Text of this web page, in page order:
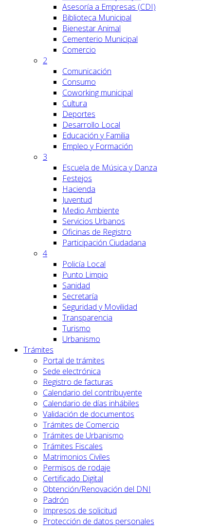
Asesoría a Empresas (CDI)
Biblioteca Municipal
Bienestar Animal
Cementerio Municipal
Comercio
2
Comunicación
Consumo
Coworking municipal
Cultura
Deportes
Desarrollo Local
Educación y Familia
Empleo y Formación
3
Escuela de Música y Danza
Festejos
Hacienda
Juventud
Medio Ambiente
Servicios Urbanos
Oficinas de Registro
Participación Ciudadana
4
Policía Local
Punto Limpio
Sanidad
Secretaría
Seguridad y Movilidad
Transparencia
Turismo
Urbanismo
Trámites
Portal de trámites
Sede electrónica
Registro de facturas
Calendario del contribuyente
Calendario de días inhábiles
Validación de documentos
Trámites de Comercio
Trámites de Urbanismo
Trámites Fiscales
Matrimonios Civiles
Permisos de rodaje
Certificado Digital
Obtención/Renovación del DNI
Padrón
Impresos de solicitud
Protección de datos personales